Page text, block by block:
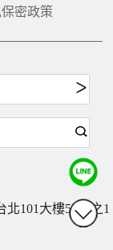
保密政策
101大樓57樓之1